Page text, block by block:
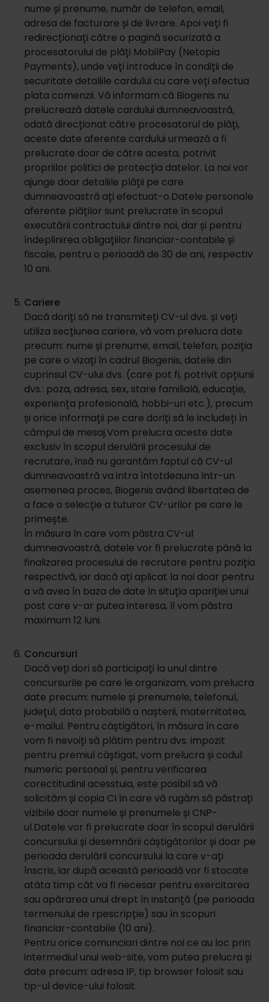
nume și prenume, număr de telefon, email,
adresa de facturare și de livrare. Apoi veți fi
redirecționați către o pagină securizată a
procesatorului de plăți MobilPay (Netopia
Payments), unde veți introduce în condiții de
securitate detaliile cardului cu care veți efectua
plata comenzii. Vă informam că Biogenis nu
prelucrează datele cardului dumneavoastră,
odată direcționat către procesatorul de plăți,
aceste date aferente cardului urmează a fi
prelucrate doar de către acesta, potrivit
propriilor politici de protecția datelor. La noi vor
ajunge doar detaliile plății pe care
dumneavoastră ați efectuat-o.Datele personale
aferente plăților sunt prelucrate în scopul
executării contractului dintre noi, dar și pentru
îndeplinirea obligațiilor financiar-contabile și
fiscale, pentru o perioadă de 30 de ani, respectiv
10 ani.
Cariere
Dacă doriți să ne transmiteți CV-ul dvs. și veți
utiliza secțiunea cariere, vă vom prelucra date
precum: nume și prenume, email, telefon, poziția
pe care o vizați în cadrul Biogenis, datele din
cuprinsul CV-ului dvs. (care pot fi, potrivit opțiunii
dvs.: poza, adresa, sex, stare familială, educație,
experiența profesională, hobbi-uri etc.), precum
și orice informații pe care doriți să le includeți în
câmpul de mesaj.Vom prelucra aceste date
exclusiv în scopul derulării procesului de
recrutare, însă nu garantăm faptul că CV-ul
dumneavoastră va intra întotdeauna într-un
asemenea proces, Biogenis având libertatea de
a face o selecție a tuturor CV-urilor pe care le
primește.
În măsura în care vom păstra CV-ul
dumneavoastră, datele vor fi prelucrate până la
finalizarea procesului de recrutare pentru poziția
respectivă, iar dacă ați aplicat la noi doar pentru
a vă avea în baza de date în situția apariției unui
post care v-ar putea interesa, îl vom păstra
maximum 12 luni.
Concursuri
Dacă veți dori să participați la unul dintre
concursurile pe care le organizam, vom prelucra
date precum: numele și prenumele, telefonul,
județul, data probabilă a nașterii, maternitatea,
e-mailul. Pentru câștigători, în măsura în care
vom fi nevoiți să plătim pentru dvs. impozit
pentru premiul câștigat, vom prelucra și codul
numeric personal și, pentru verificarea
corectitudinii acesstuia, este posibil să vă
solicităm și copia CI în care vă rugăm să păstrați
vizibile doar numele și prenumele și CNP-
ul.Datele vor fi prelucrate doar în scopul derulării
concursului și desemnării câștigătorilor și doar pe
perioada derulării concursului la care v-ați
înscris, iar după această perioadă vor fi stocate
atâta timp cât va fi necesar pentru exercitarea
sau apărarea unui drept în instanță (pe perioada
termenului de rpescripție) sau în scopuri
financiar-contabile (10 ani).
Pentru orice comunciari dintre noi ce au loc prin
intermediul unui web-site, vom putea prelucra și
date precum: adresa IP, tip browser folosit sau
tip-ul device-ului folosit.